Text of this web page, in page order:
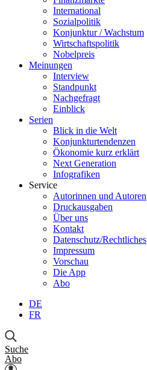
International
Sozialpolitik
Konjunktur / Wachstum
Wirtschaftspolitik
Nobelpreis
Meinungen
Interview
Standpunkt
Nachgefragt
Einblick
Serien
Blick in die Welt
Konjunkturtendenzen
Ökonomie kurz erklärt
Next Generation
Infografiken
Service
Autorinnen und Autoren
Druckausgaben
Über uns
Kontakt
Datenschutz/Rechtliches
Impressum
Vorschau
Die App
Abo
DE
FR
Suche
Abo